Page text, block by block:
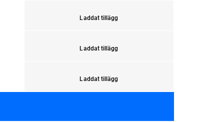
Laddat tillägg
Laddat tillägg
Laddat tillägg